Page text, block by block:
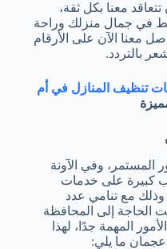
معنا بكل ثقة،
في جمال منزلك وراحة
معنا الآن على الأرقام
تنظيف المنازل في أم
وفي الآونة
كبيرة على خدمات
مع تنامي عدد
الحاجة إلى المحافظة
المهمة جدًا، لهذا
ما يلي: